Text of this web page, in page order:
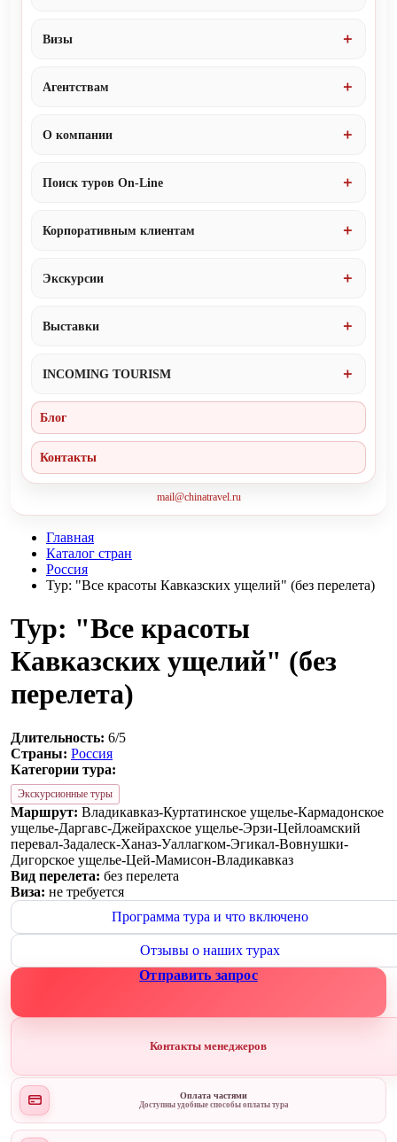
Визы
Агентствам
О компании
Поиск туров On-Line
Корпоративным клиентам
Экскурсии
Выставки
INCOMING TOURISM
Блог
Контакты
mail@chinatravel.ru
Главная
Каталог стран
Россия
Тур: "Все красоты Кавказских ущелий" (без перелета)
Тур: "Все красоты
Кавказских ущелий" (без
перелета)
Длительность: 6/5
Страны: Россия
Категории тура:
Экскурсионные туры
Маршрут: Владикавказ-Куртатинское ущелье-Кармадонское
ущелье-Даргавс-Джейрахское ущелье-Эрзи-Цейлоамский
перевал-Задалеск-Ханаз-Уаллагком-Эгикал-Вовнушки-
Дигорское ущелье-Цей-Мамисон-Владикавказ
Вид перелета: без перелета
Виза: не требуется
Программа тура и что включено
Отзывы о наших турах
Отправить запрос
Контакты менеджеров
Оплата частями
Доступны удобные способы оплаты тура